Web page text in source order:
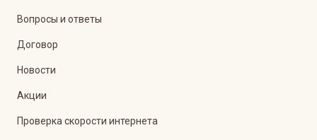
Вопросы и ответы
Договор
Новости
Акции
Проверка скорости интернета